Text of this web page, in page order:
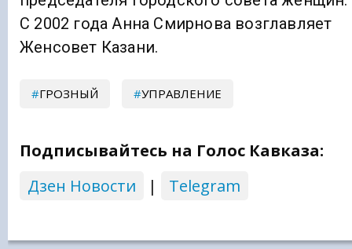
С 2002 года Анна Смирнова возглавляет
Женсовет Казани.
ГРОЗНЫЙ УПРАВЛЕНИЕ
Подписывайтесь на Голос Кавказа:
Дзен Новости
| Telegram